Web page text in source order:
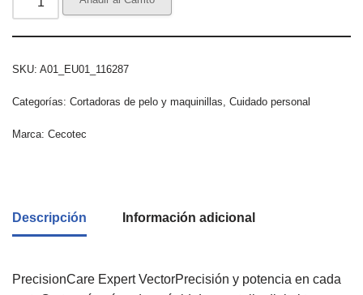
SKU: A01_EU01_116287
Categorías: Cortadoras de pelo y maquinillas Cuidado personal
Marca: Cecotec
Descripción Información adicional
PrecisionCare Expert VectorPrecisión y potencia en cada